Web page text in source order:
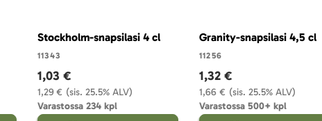
Stockholm-snapsilasi 4 cl
11343
(sis. 25.5% ALV)
1,29 €
1,03 €
Varastossa 234 kpl
Granity-snapsilasi 4,5 cl
11256
(sis. 25.5% ALV)
1,66 €
1,32 €
Varastossa 500+ kpl